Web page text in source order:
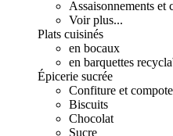
Assaisonnements et
Voir plus...
Plats cuisinés
en bocaux
en barquettes
Épicerie sucrée
Confiture et compote
Biscuits
Chocolat
Sucre